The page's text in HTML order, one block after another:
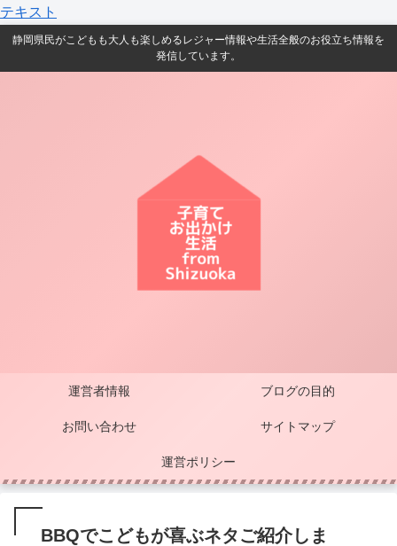
テキスト
静岡県民がこどもも大人も楽しめるレジャー情報や生活全般のお役立ち情報を
発信しています。
運営者情報 ブログの目的
お問い合わせ サイトマップ
運営ポリシー
BBQでこどもが喜ぶネタご紹介しま